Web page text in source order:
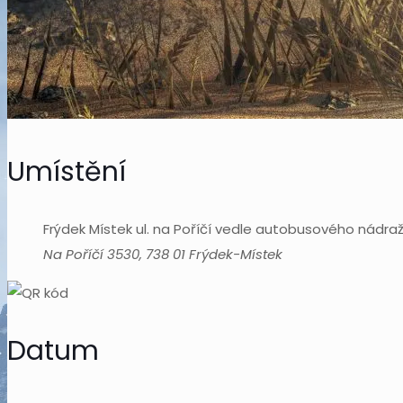
Umístění
Frýdek Místek ul. na Poříčí vedle autobusového
Na Poříčí 3530, 738 01 Frýdek-Místek
Datum